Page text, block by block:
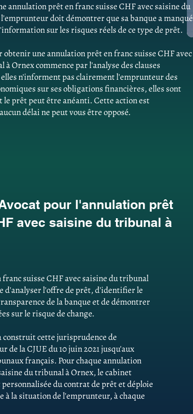
annulation prêt en franc suisse CHF avec saisine du
doit démontrer que sa banque a manqué
sur les risques réels de ce type de prêt.
obtenir une annulation prêt en franc suisse CHF avec
Ornex commence par l'analyse des clauses
n'informent pas clairement l'emprunteur des
sur ses obligations financières, elles sont
le prêt peut être anéanti. Cette action est
délai ne peut vous être opposé.
pour l'annulation prêt
avec saisine du tribunal à
suisse CHF avec saisine du tribunal
d'analyser l'offre de prêt, d'identifier le
de la banque et de démontrer
sur le risque de change.
construit cette jurisprudence de
la CJUE du 10 juin 2021 jusqu'aux
français. Pour chaque annulation
du tribunal à Ornex, le cabinet
du contrat de prêt et déploie
la situation de l'emprunteur, à chaque